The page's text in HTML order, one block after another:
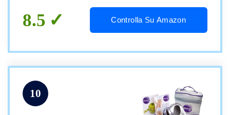
8.5 Controlla Su Amazon
10